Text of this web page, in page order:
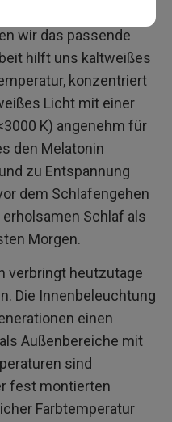
wir das passende
hilft uns kaltweißes
konzentriert
Licht mit einer
K) angenehm für
den Melatonin
zu Entspannung
dem Schlafengehen
Schlaf als
Morgen.
verbringt heutzutage
Die Innenbeleuchtung
einen
Außenbereiche mit
sind
fest montierten
Farbtemperatur